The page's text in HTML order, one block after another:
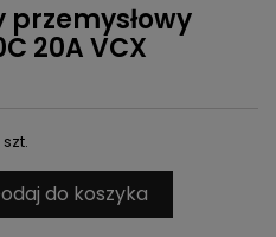
przemysłowy
20A VCX
do koszyka